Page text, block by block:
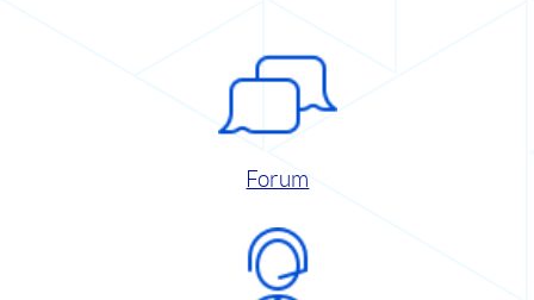
Forum